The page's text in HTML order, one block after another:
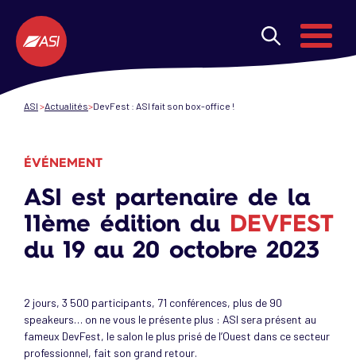
Menu
ASI Actualités DevFest : ASI fait son box-office !
ÉVÉNEMENT
ASI est partenaire de la
11ème édition du DEVFEST
du 19 au 20 octobre 2023
2 jours, 3 500 participants, 71 conférences, plus de 90
speakeurs… on ne vous le présente plus : ASI sera présent au
fameux DevFest, le salon le plus prisé de l’Ouest dans ce secteur
professionnel, fait son grand retour.